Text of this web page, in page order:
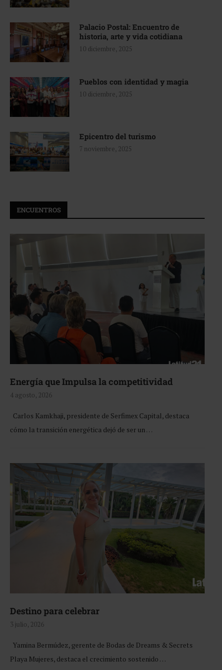
Palacio Postal: Encuentro de
historia, arte y vida cotidiana
10 diciembre, 2025
Pueblos con identidad y magia
10 diciembre, 2025
Epicentro del turismo
7 noviembre, 2025
ENCUENTROS
Energía que Impulsa la competitividad
4 agosto, 2026
Carlos Kamkhaji, presidente de Serfimex Capital, destaca
cómo la transición energética dejó de ser un …
Destino para celebrar
3 julio, 2026
Yamina Bermúdez, gerente de Bodas de Dreams & Secrets
Playa Mujeres, destaca el crecimiento sostenido …